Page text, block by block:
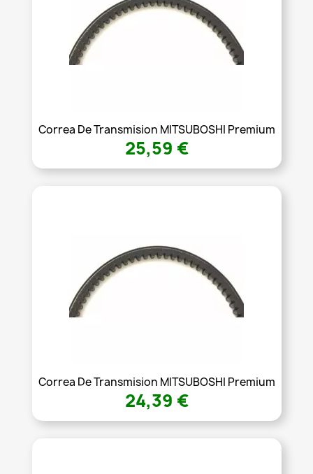
Correa De Transmision MITSUBOSHI Premium
25,59 €
Correa De Transmision MITSUBOSHI Premium
24,39 €